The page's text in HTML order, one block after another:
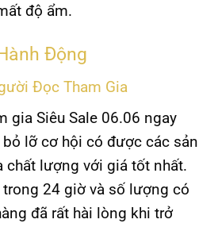
độ ẩm.
Động
Đọc Tham Gia
gia Siêu Sale 06.06 ngay
lỡ cơ hội có được các sản
chất lượng với giá tốt nhất.
24 giờ và số lượng có
đã rất hài lòng khi trở